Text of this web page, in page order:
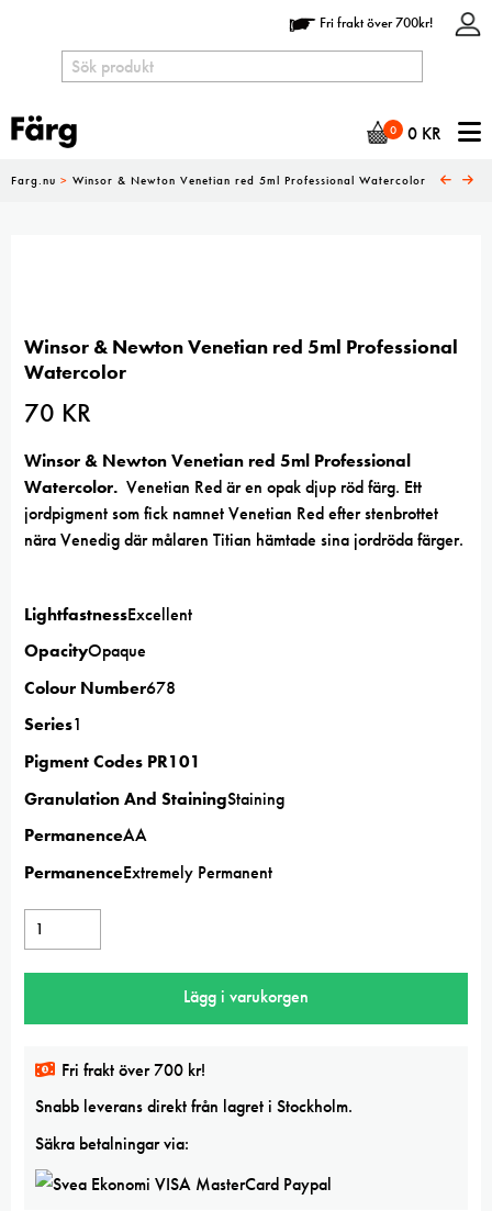
Fri frakt över 700kr!
0 0 KR
Farg.nu > Winsor & Newton Venetian red 5ml Professional Watercolor
Winsor & Newton Venetian red 5ml Professional
Watercolor
70 KR
Winsor & Newton Venetian red 5ml Professional
Watercolor. Venetian Red är en opak djup röd färg. Ett
jordpigment som fick namnet Venetian Red efter stenbrottet
nära Venedig där målaren Titian hämtade sina jordröda färger.
LightfastnessExcellent
OpacityOpaque
Colour Number678
Series1
Pigment Codes PR101
Granulation And StainingStaining
PermanenceAA
PermanenceExtremely Permanent
Winsor
&
Newton
red
Professional
Watercolor
mängd
Lägg i varukorgen
Fri frakt över 700 kr!
Snabb leverans direkt från lagret i Stockholm.
Säkra betalningar via: